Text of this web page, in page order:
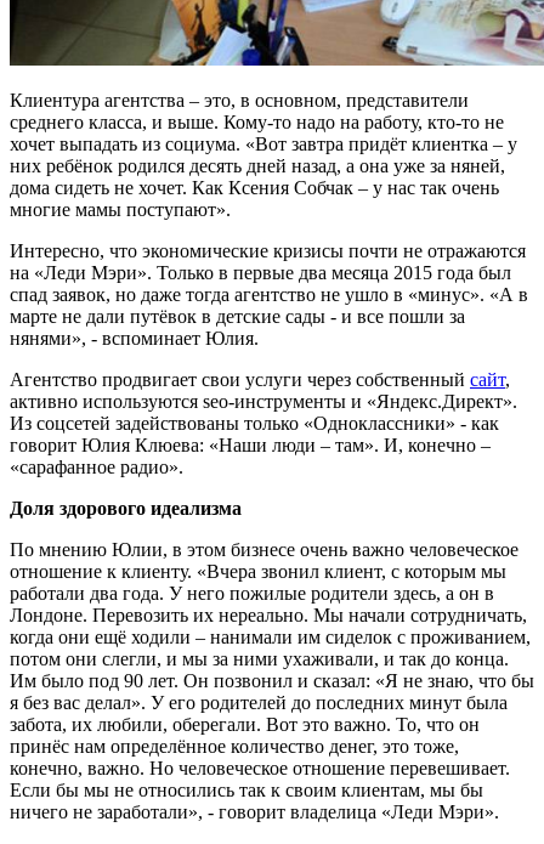
Клиентура агентства – это, в основном, представители
среднего класса, и выше. Кому-то надо на работу, кто-то не
хочет выпадать из социума. «Вот завтра придёт клиентка – у
них ребёнок родился десять дней назад, а она уже за няней,
дома сидеть не хочет. Как Ксения Собчак – у нас так очень
многие мамы поступают».
Интересно, что экономические кризисы почти не отражаются
на «Леди Мэри». Только в первые два месяца 2015 года был
спад заявок, но даже тогда агентство не ушло в «минус». «А в
марте не дали путёвок в детские сады - и все пошли за
нянями», - вспоминает Юлия.
Агентство продвигает свои услуги через собственный сайт,
активно используются seo-инструменты и «Яндекс.Директ».
Из соцсетей задействованы только «Одноклассники» - как
говорит Юлия Клюева: «Наши люди – там». И, конечно –
«сарафанное радио».
Доля здорового идеализма
По мнению Юлии, в этом бизнесе очень важно человеческое
отношение к клиенту. «Вчера звонил клиент, с которым мы
работали два года. У него пожилые родители здесь, а он в
Лондоне. Перевозить их нереально. Мы начали сотрудничать,
когда они ещё ходили – нанимали им сиделок с проживанием,
потом они слегли, и мы за ними ухаживали, и так до конца.
Им было под 90 лет. Он позвонил и сказал: «Я не знаю, что бы
я без вас делал». У его родителей до последних минут была
забота, их любили, оберегали. Вот это важно. То, что он
принёс нам определённое количество денег, это тоже,
конечно, важно. Но человеческое отношение перевешивает.
Если бы мы не относились так к своим клиентам, мы бы
ничего не заработали», - говорит владелица «Леди Мэри».